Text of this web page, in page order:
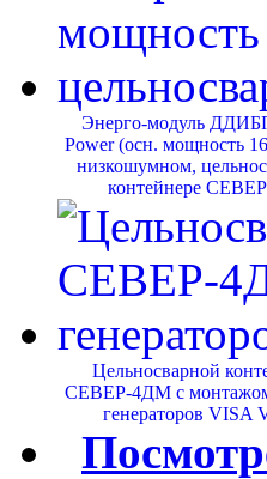
Энерго-модуль
Power (осн. мощность
низкошумном,
контейнере
Цельносварной
СЕВЕР-4ДМ с монтажом
генераторов VISA